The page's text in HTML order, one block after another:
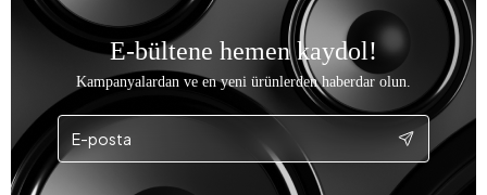
E-bültene hemen kaydol!
Kampanyalardan ve en yeni ürünlerden haberdar olun.